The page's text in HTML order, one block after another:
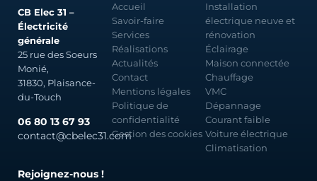
CB Elec 31 –
Électricité
générale
25 rue des Soeurs
Monié,
31830, Plaisance-
du-Touch
06 80 13 67 93
contact@cbelec31.com
Rejoignez-nous !
Accueil
Savoir-faire
Services
Réalisations
Actualités
Contact
Mentions légales
Politique de
confidentialité
Gestion des cookies
Installation
électrique neuve et
rénovation
Éclairage
Maison connectée
Chauffage
VMC
Dépannage
Courant faible
Voiture électrique
Climatisation